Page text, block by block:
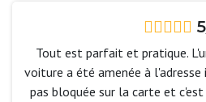
Tout est parfait et pratique.
voiture a été amenée à l'adresse
pas bloquée sur la carte et c'est